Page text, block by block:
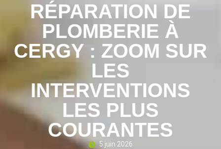
RÉPARATION DE
PLOMBERIE À
CERGY : ZOOM SUR
LES
INTERVENTIONS
LES PLUS
COURANTES
5 juin 2026